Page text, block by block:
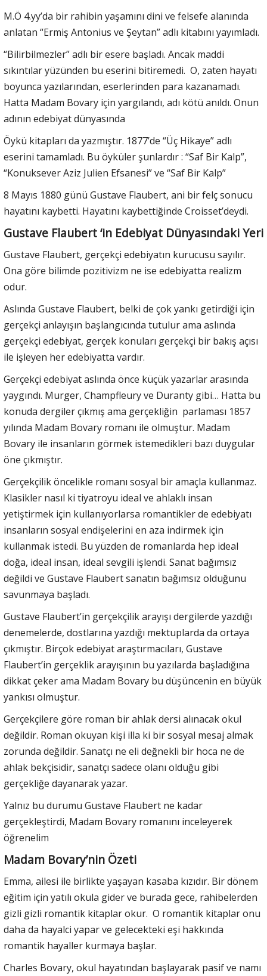
M.Ö 4.yy’da bir rahibin yaşamını dini ve felsefe alanında
anlatan “Ermiş Antonius ve Şeytan” adlı kitabını yayımladı.
“Bilirbilmezler” adlı bir esere başladı. Ancak maddi
sıkıntılar yüzünden bu eserini bitiremedi. O, zaten hayatı
boyunca yazılarından, eserlerinden para kazanamadı.
Hatta Madam Bovary için yargılandı, adı kötü anıldı. Onun
adının edebiyat dünyasında
Öykü kitapları da yazmıştır. 1877’de “Üç Hikaye” adlı
eserini tamamladı. Bu öyküler şunlardır : “Saf Bir Kalp”,
“Konuksever Aziz Julien Efsanesi” ve “Saf Bir Kalp”
8 Mayıs 1880 günü Gustave Flaubert, ani bir felç sonucu
hayatını kaybetti. Hayatını kaybettiğinde Croisset’deydi.
Gustave Flaubert ‘in Edebiyat Dünyasındaki Yeri
Gustave Flaubert, gerçekçi edebiyatın kurucusu sayılır.
Ona göre bilimde pozitivizm ne ise edebiyatta realizm
odur.
Aslında Gustave Flaubert, belki de çok yankı getirdiği için
gerçekçi anlayışın başlangıcında tutulur ama aslında
gerçekçi edebiyat, gerçek konuları gerçekçi bir bakış açısı
ile işleyen her edebiyatta vardır.
Gerçekçi edebiyat aslında önce küçük yazarlar arasında
yaygındı. Murger, Champfleury ve Duranty gibi… Hatta bu
konuda dergiler çıkmış ama gerçekliğin parlaması 1857
yılında Madam Bovary romanı ile olmuştur. Madam
Bovary ile insanların görmek istemedikleri bazı duygular
öne çıkmıştır.
Gerçekçilik öncelikle romanı sosyal bir amaçla kullanmaz.
Klasikler nasıl ki tiyatroyu ideal ve ahlaklı insan
yetiştirmek için kullanıyorlarsa romantikler de edebiyatı
insanların sosyal endişelerini en aza indirmek için
kullanmak istedi. Bu yüzden de romanlarda hep ideal
doğa, ideal insan, ideal sevgili işlendi. Sanat bağımsız
değildi ve Gustave Flaubert sanatın bağımsız olduğunu
savunmaya başladı.
Gustave Flaubert’in gerçekçilik arayışı dergilerde yazdığı
denemelerde, dostlarına yazdığı mektuplarda da ortaya
çıkmıştır. Birçok edebiyat araştırmacıları, Gustave
Flaubert’in gerçeklik arayışının bu yazılarda başladığına
dikkat çeker ama Madam Bovary bu düşüncenin en büyük
yankısı olmuştur.
Gerçekçilere göre roman bir ahlak dersi alınacak okul
değildir. Roman okuyan kişi illa ki bir sosyal mesaj almak
zorunda değildir. Sanatçı ne eli değnekli bir hoca ne de
ahlak bekçisidir, sanatçı sadece olanı olduğu gibi
gerçekliğe dayanarak yazar.
Yalnız bu durumu Gustave Flaubert ne kadar
gerçekleştirdi, Madam Bovary romanını inceleyerek
öğrenelim
Madam Bovary’nin Özeti
Emma, ailesi ile birlikte yaşayan kasaba kızıdır. Bir dönem
eğitim için yatılı okula gider ve burada gece, rahibelerden
gizli gizli romantik kitaplar okur. O romantik kitaplar onu
daha da hayalci yapar ve gelecekteki eşi hakkında
romantik hayaller kurmaya başlar.
Charles Bovary, okul hayatından başlayarak pasif ve namı